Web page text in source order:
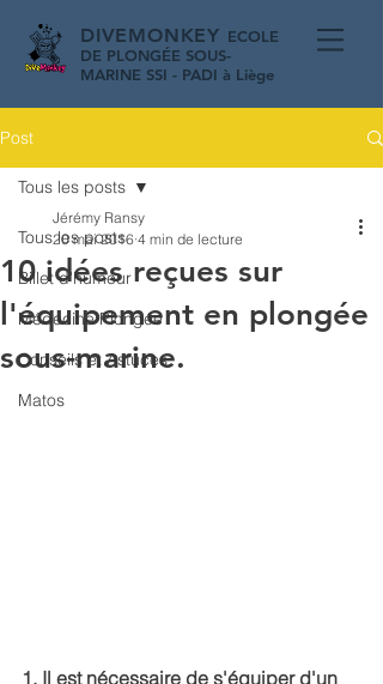
DIVEMONKEY ECOLE
DE PLONGÉE SOUS-
MARINE SSI - PADI à Liège
Post
Tous les posts
Billet d'humeur
Médecine Plongée
Conseils et Astuces
Matos
Tous les posts
10 idées reçues sur
l'équipement en plongée
sous-marine.
Jérémy Ransy
20 mai 2016 4 min de lecture
1. Il est nécessaire de s'équiper d'un